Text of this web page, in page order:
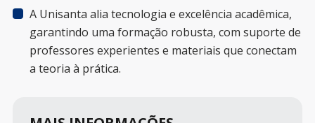
A Unisanta alia tecnologia e excelência acadêmica,
garantindo uma formação robusta, com suporte de
professores experientes e materiais que conectam
a teoria à prática.